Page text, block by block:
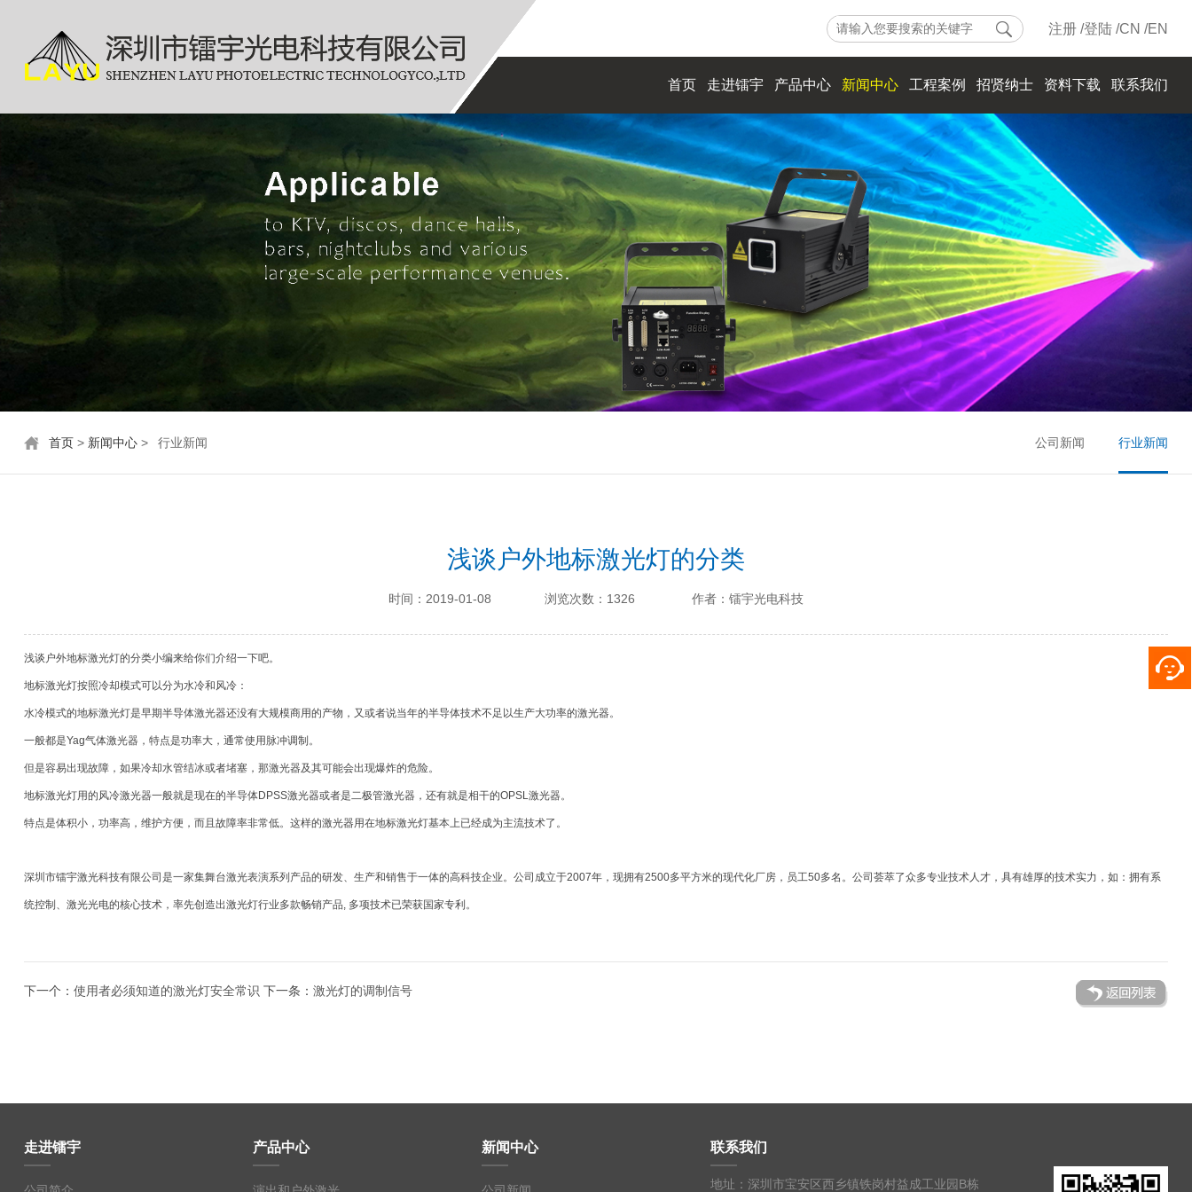
注册 /登陆 /CN /EN
首页 走进镭宇 产品中心 新闻中心 工程案例 招贤纳士 资料下载 联系我们
首页> 新闻中心> 行业新闻 公司新闻 行业新闻
浅谈户外地标激光灯的分类
时间：2019-01-08 浏览次数：1326 作者：镭宇光电科技
浅谈户外地标激光灯的分类小编来给你们介绍一下吧。
地标激光灯按照冷却模式可以分为水冷和风冷：
水冷模式的地标激光灯是早期半导体激光器还没有大规模商用的产物，又或者说当年的半导体技术不足以生产大功率的激光器。
一般都是Yag气体激光器，特点是功率大，通常使用脉冲调制。
但是容易出现故障，如果冷却水管结冰或者堵塞，那激光器及其可能会出现爆炸的危险。
地标激光灯用的风冷激光器一般就是现在的半导体DPSS激光器或者是二极管激光器，还有就是相干的OPSL激光器。
特点是体积小，功率高，维护方便，而且故障率非常低。这样的激光器用在地标激光灯基本上已经成为主流技术了。
深圳市镭宇激光科技有限公司是一家集舞台激光表演系列产品的研发、生产和销售于一体的高科技企业。公司成立于2007年，现拥有2500多平方米的现代化厂房，员工50多名。公司荟萃了众多专业技术人才，具有雄厚的技术实力，如：拥有系
统控制、激光光电的核心技术，率先创造出激光灯行业多款畅销产品, 多项技术已荣获国家专利。
下一个： 使用者必须知道的激光灯安全常识 下一条： 激光灯的调制信号
走进镭宇 产品中心 新闻中心 联系我们
地址：深圳市宝安区西乡镇铁岗村益成工业园B栋